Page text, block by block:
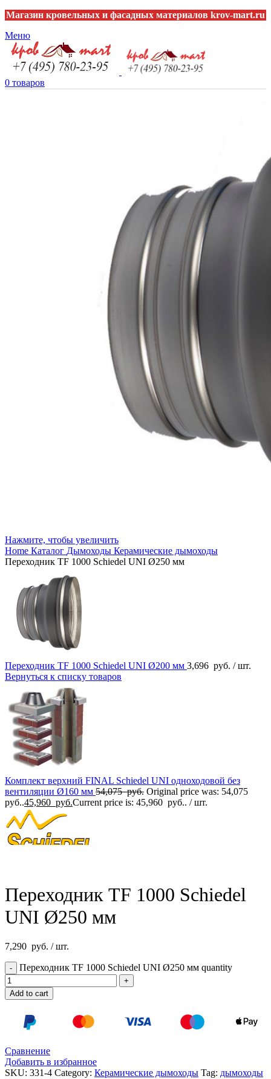
Магазин кровельных и фасадных материалов krov-mart.ru
Меню
0 товаров
Нажмите, чтобы увеличить
Home Каталог Дымоходы Керамические дымоходы
Переходник TF 1000 Schiedel UNI Ø250 мм
Переходник TF 1000 Schiedel UNI Ø200 мм 3,696 руб. / шт.
Вернуться к списку товаров
Комплект верхний FINAL Schiedel UNI одноходовой без
вентиляции Ø160 мм 54,075руб. Original price was: 54,075
руб..45,960 руб.Current price is: 45,960 руб.. / шт.
Переходник TF 1000 Schiedel
UNI Ø250 мм
7,290 руб. / шт.
Переходник TF 1000 Schiedel UNI Ø250 мм quantity
Add to cart
Сравнение
Добавить в избранное
SKU: 331-4 Category: Керамические дымоходы Tag: дымоходы